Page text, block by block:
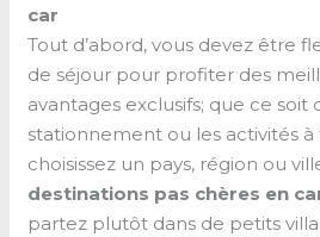
car
Tout d’abord, vous devez être
de séjour pour profiter des
avantages exclusifs; que ce soit
stationnement ou les activités à
choisissez un pays, région ou
destinations pas chères en
partez plutôt dans de petits